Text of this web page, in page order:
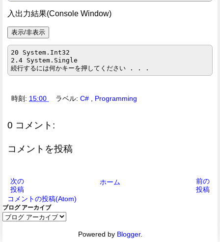
入出力結果(Console Window)
20 System.Int32
2.4 System.Single
時刻: 15:00 ラベル:C# Programming
0 コメント:
コメントを投稿
次の
投稿
前の
投稿
ホーム
コメントの投稿(Atom)
ブログ アーカイブ
Powered by Blogger.